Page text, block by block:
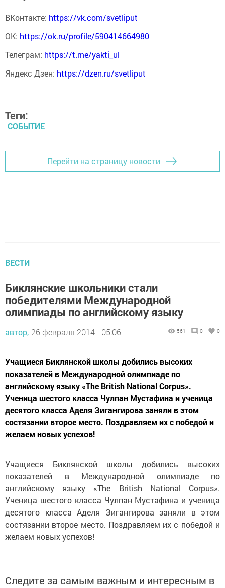
ВКонтакте: https://vk.com/svetliput
ОК: https://ok.ru/profile/590414664980
Телеграм: https://t.me/yakti_ul
Яндекс Дзен: https://dzen.ru/svetliput
Теги:
СОБЫТИЕ
Перейти на страницу новости
ВЕСТИ
Биклянские школьники стали
победителями Международной
олимпиады по английскому языку
автор, 26 февраля 2014 - 05:06 561 0 0
Учащиеся Биклянской школы добились высоких
показателей в Международной олимпиаде по
английскому языку «The British National Corpus».
Ученица шестого класса Чулпан Мустафина и ученица
десятого класса Аделя Зигангирова заняли в этом
состязании второе место. Поздравляем их с победой и
желаем новых успехов!
Учащиеся Биклянской школы добились высоких
показателей в Международной олимпиаде по
английскому языку «The British National Corpus».
Ученица шестого класса Чулпан Мустафина и ученица
десятого класса Аделя Зигангирова заняли в этом
состязании второе место. Поздравляем их с победой и
желаем новых успехов!
Следите за самым важным и интересным в